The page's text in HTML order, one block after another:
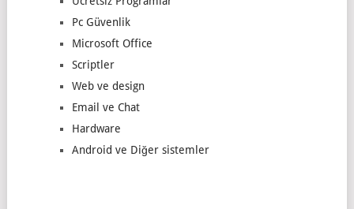
Pc Güvenlik
Microsoft Office
Scriptler
Web ve design
Email ve Chat
Hardware
Android ve Diğer sistemler